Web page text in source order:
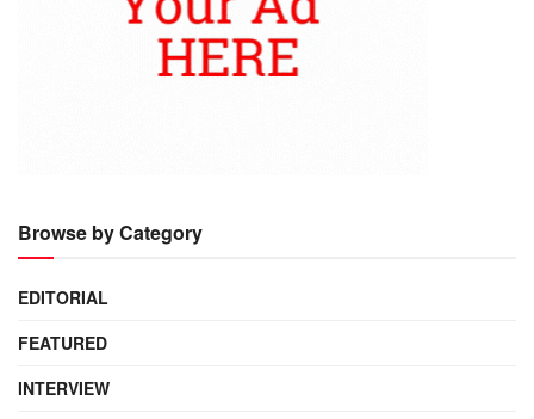
Browse by Category
EDITORIAL
FEATURED
INTERVIEW